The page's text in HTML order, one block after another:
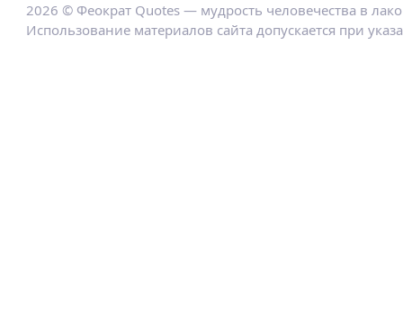
2026 © Феократ Quotes — мудрость человечества в
Использование материалов сайта допускается при